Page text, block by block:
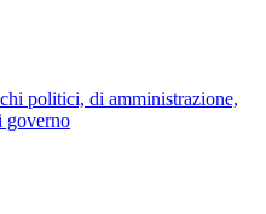
politici, di amministrazione,
governo